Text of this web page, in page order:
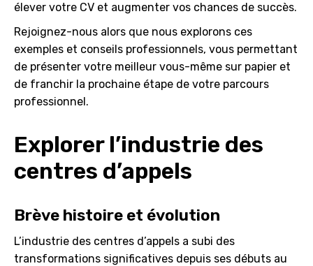
élever votre CV et augmenter vos chances de succès.
Rejoignez-nous alors que nous explorons ces
exemples et conseils professionnels, vous permettant
de présenter votre meilleur vous-même sur papier et
de franchir la prochaine étape de votre parcours
professionnel.
Explorer l’industrie des
centres d’appels
Brève histoire et évolution
L’industrie des centres d’appels a subi des
transformations significatives depuis ses débuts au